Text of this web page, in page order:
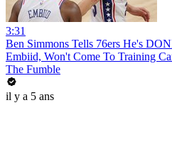
3:31
Ben Simmons Tells 76ers He's
Embiid, Won't Come To Training
The Fumble
il y a 5 ans